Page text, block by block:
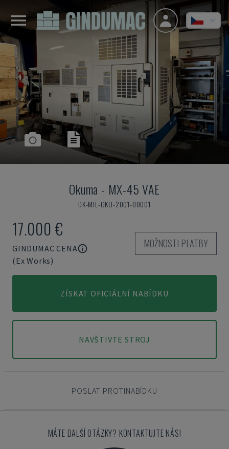
Okuma - MX-45 VAE
DK-MIL-OKU-2001-00001
17.000 €
GINDUMAC CENA
(Ex Works)
MOŽNOSTI PLATBY
ZÍSKAT OFICIÁLNÍ NABÍDKU
NAVŠTIVTE STROJ
POSLAT PROTINABÍDKU
MÁTE DALŠÍ OTÁZKY? KONTAKTUJTE NÁS!